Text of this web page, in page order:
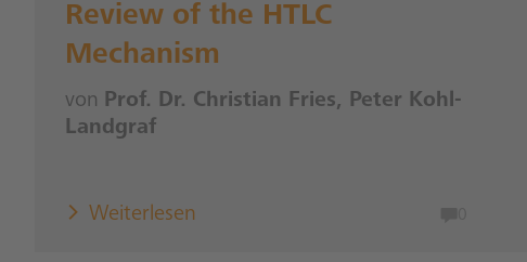
Review of the HTLC
Mechanism
von Prof. Dr. Christian Fries, Peter Kohl-
Landgraf
Weiterlesen